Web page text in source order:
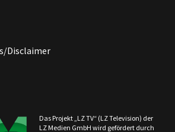
Disclaimer
Das Projekt „LZ TV“ (LZ Television) der
LZ Medien GmbH wird gefördert durch